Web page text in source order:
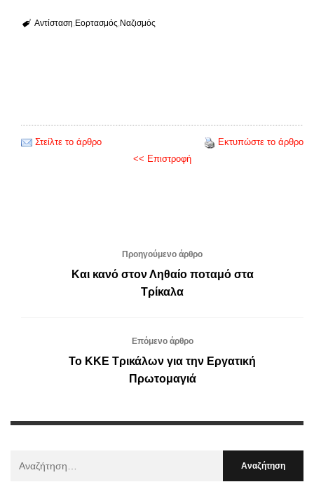
Αντίσταση Εορτασμός Ναζισμός
Στείλτε το άρθρο
Εκτυπώστε το άρθρο
<< Επιστροφή
Προηγούμενο άρθρο
Και κανό στον Ληθαίο ποταμό στα
Τρίκαλα
Επόμενο άρθρο
Το ΚΚΕ Τρικάλων για την Εργατική
Πρωτομαγιά